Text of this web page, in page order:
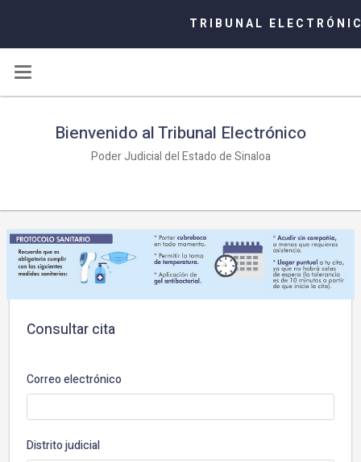
TRIBUNAL
Bienvenido al Tribunal Electrónico
Poder Judicial del Estado de Sinaloa
Consultar cita
Correo electrónico
Distrito judicial